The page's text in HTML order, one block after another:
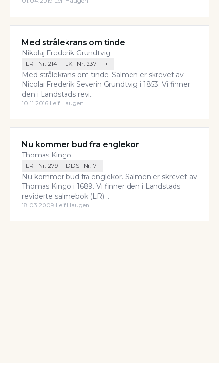
Med strålekrans om tinde
Nikolaj Frederik Grundtvig
LR · Nr. 214 LK · Nr. 237 +1
Med strålekrans om tinde. Salmen er skrevet av
Nicolai Frederik Severin Grundtvig i 1853. Vi finner
den i Landstads revi..
10.11.2016·Leif Haugen
Nu kommer bud fra englekor
Thomas Kingo
LR · Nr. 279 DDS · Nr. 71
Nu kommer bud fra englekor. Salmen er skrevet av
Thomas Kingo i 1689. Vi finner den i Landstads
reviderte salmebok (LR) ..
18.03.2009·Leif Haugen